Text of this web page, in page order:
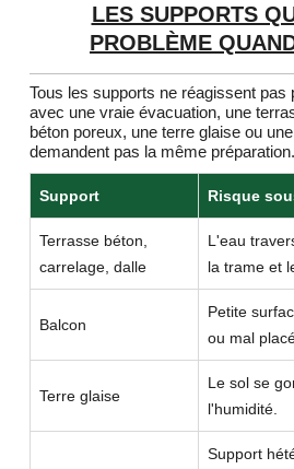
LES SUPPORTS
PROBLÈME
Tous les supports ne réagissent pas
avec une vraie évacuation, une
béton poreux, une terre glaise ou
demandent pas la même préparation.
Support Risque
Terrasse béton,
carrelage, dalle
L'eau
la trame et
Balcon
Petite
ou mal
Terre glaise
Le sol se
l'humidité.
Support